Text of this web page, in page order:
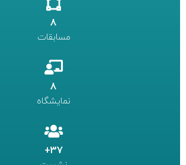
8
مسابقات
8
نمایشگاه
37+